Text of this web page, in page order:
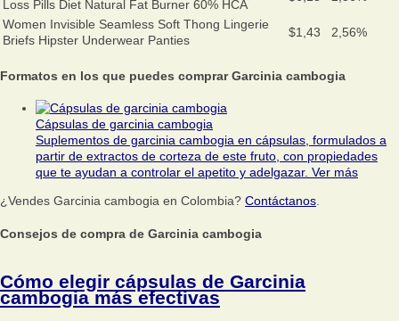
Loss Pills Diet Natural Fat Burner 60% HCA
Women Invisible Seamless Soft Thong Lingerie
Briefs Hipster Underwear Panties
$1,43 2,56%
Formatos en los que puedes comprar Garcinia cambogia
Cápsulas de garcinia cambogia
Suplementos de garcinia cambogia en cápsulas, formulados a
partir de extractos de corteza de este fruto, con propiedades
que te ayudan a controlar el apetito y adelgazar. Ver más
¿Vendes Garcinia cambogia en Colombia? Contáctanos.
Consejos de compra de Garcinia cambogia
Cómo elegir cápsulas de Garcinia
cambogia más efectivas